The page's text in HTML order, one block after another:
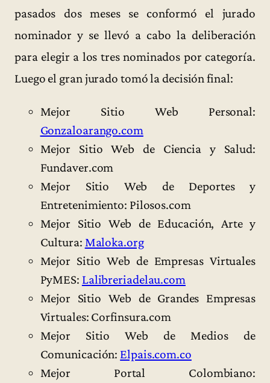
pasados dos meses se conformó el jurado
nominador y se llevó a cabo la deliberación
para elegir a los tres nominados por categoría.
Luego el gran jurado tomó la decisión final:
Mejor Sitio Web Personal:
Gonzaloarango.com
Mejor Sitio Web de Ciencia y Salud:
Fundaver.com
Mejor Sitio Web de Deportes y
Entretenimiento: Pilosos.com
Mejor Sitio Web de Educación, Arte y
Cultura: Maloka.org
Mejor Sitio Web de Empresas Virtuales
PyMES: Lalibreriadelau.com
Mejor Sitio Web de Grandes Empresas
Virtuales: Corfinsura.com
Mejor Sitio Web de Medios de
Comunicación: Elpais.com.co
Mejor Portal Colombiano: